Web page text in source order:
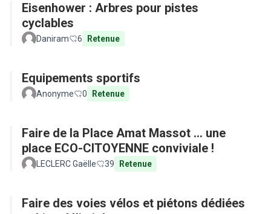
Eisenhower : Arbres pour pistes
cyclables
Daniram 6 Retenue
Equipements sportifs
Anonyme 0 Retenue
Faire de la Place Amat Massot ... une
place ECO-CITOYENNE conviviale !
LECLERC Gaëlle 39 Retenue
Faire des voies vélos et piétons dédiées